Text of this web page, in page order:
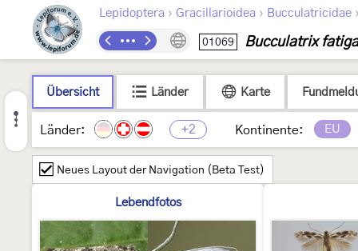
Lepidoptera › Gracillarioidea › Bucculatricidae
01069 Bucculatrix
Übersicht Länder Karte
Länder: +2 Kontinente: EU
Neues Layout der Navigation (Beta Test)
Lebendfotos